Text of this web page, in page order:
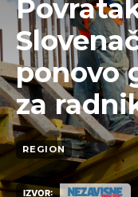
ponovo
za
REGION
IZVOR: